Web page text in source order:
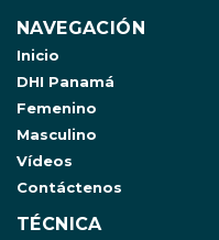
NAVEGACIÓN
Inicio
DHI Panamá
Femenino
Masculino
Vídeos
Contáctenos
TÉCNICA